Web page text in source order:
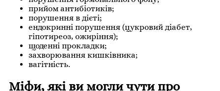
прийом антибіотиків;
порушення в дієті;
ендокринні порушення (цукровий діабет,
гіпотиреоз, ожиріння);
щоденні прокладки;
захворювання кишківника;
вагітність.
Міфи, які ви могли чути про